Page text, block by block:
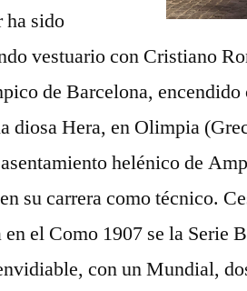
ha sido
vestuario con Cristiano
de Barcelona,
diosa Hera, en Olimpia
helénico de
su carrera como técnico.
en el Como 1907 se la Serie
con un Mundial,